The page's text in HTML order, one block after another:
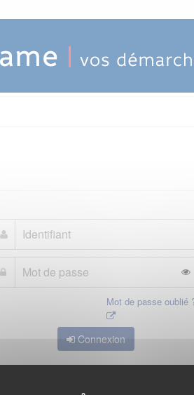
Mot de passe oublié
Connexion